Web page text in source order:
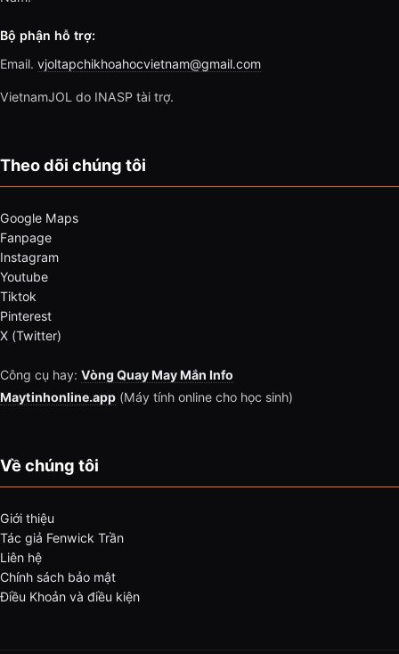
Bộ phận hỗ trợ:
Email. vjoltapchikhoahocvietnam@gmail.com
VietnamJOL do INASP tài trợ.
Theo dõi chúng tôi
Google Maps
Fanpage
Instagram
Youtube
Tiktok
Pinterest
X (Twitter)
Công cụ hay: Vòng Quay May Mắn Info
Maytinhonline.app (Máy tính online cho học sinh)
Về chúng tôi
Giới thiệu
Tác giả Fenwick Trần
Liên hệ
Chính sách bảo mật
Điều Khoản và điều kiện